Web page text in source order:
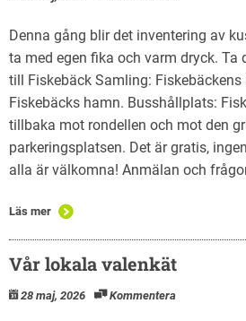
Denna gång blir det inventering av
ta med egen fika och varm dryck. Ta
till Fiskebäck Samling:
Fiskebäcks hamn. Busshållplats:
tillbaka mot rondellen och mot den
parkeringsplatsen. Det är gratis,
alla är välkomna! Anmälan och
Läs mer
Vår lokala valenkät
28 maj, 2026 Kommentera